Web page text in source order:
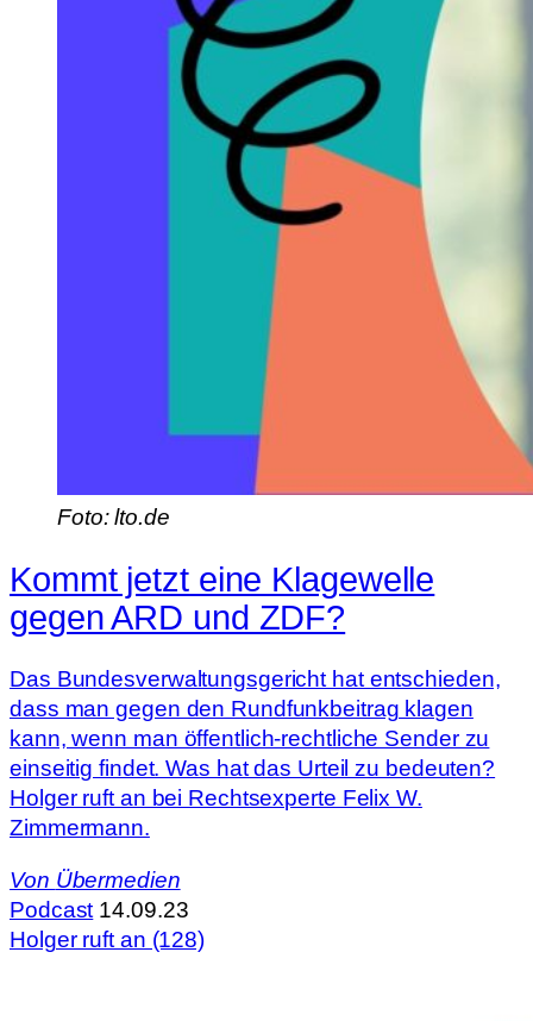
Foto: lto.de
Kommt jetzt eine Klagewelle
gegen ARD und ZDF?
Das Bundesverwaltungsgericht hat entschieden,
dass man gegen den Rundfunkbeitrag klagen
kann, wenn man öffentlich-rechtliche Sender zu
einseitig findet. Was hat das Urteil zu bedeuten?
Holger ruft an bei Rechtsexperte Felix W.
Zimmermann.
Von Übermedien
Podcast 14.09.23
Holger ruft an (128)